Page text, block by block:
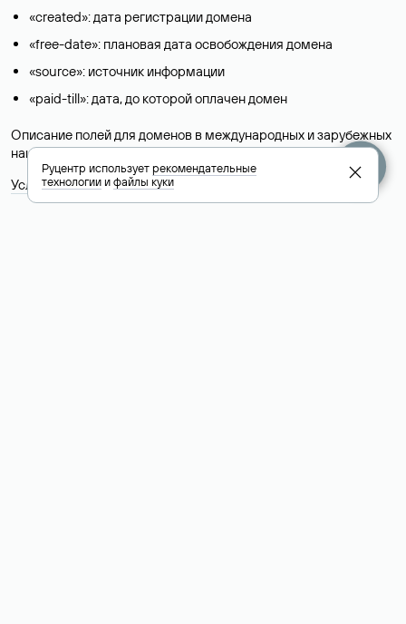
«created»: дата регистрации домена
«free-date»: плановая дата освобождения домена
«source»: источник информации
«paid-till»: дата, до которой оплачен домен
Описание полей для доменов в международных и зарубежных
национальных доменах представлены в разделе «Помощь».
Условия использования Whois-сервиса
Руцентр используетрекомендательные
технологииифайлы куки